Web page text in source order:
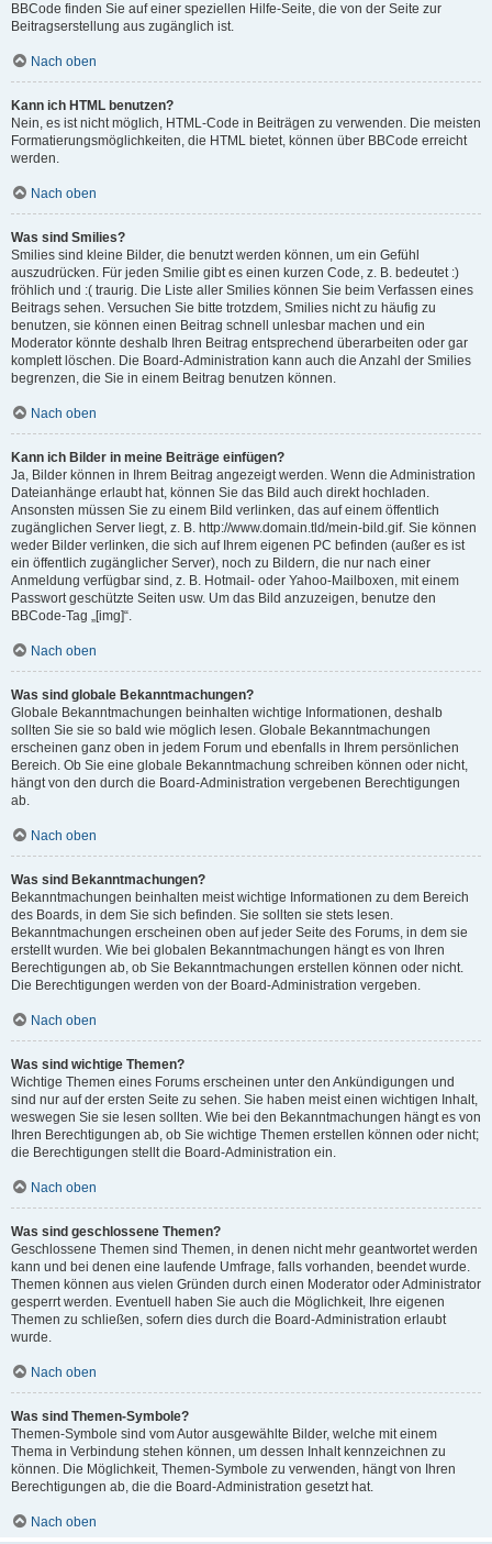
BBCode finden Sie auf einer speziellen Hilfe-Seite, die von der Seite zur
Beitragserstellung aus zugänglich ist.
Nach oben
Kann ich HTML benutzen?
Nein, es ist nicht möglich, HTML-Code in Beiträgen zu verwenden. Die meisten
Formatierungsmöglichkeiten, die HTML bietet, können über BBCode erreicht
werden.
Nach oben
Was sind Smilies?
Smilies sind kleine Bilder, die benutzt werden können, um ein Gefühl
auszudrücken. Für jeden Smilie gibt es einen kurzen Code, z. B. bedeutet :)
fröhlich und :( traurig. Die Liste aller Smilies können Sie beim Verfassen eines
Beitrags sehen. Versuchen Sie bitte trotzdem, Smilies nicht zu häufig zu
benutzen, sie können einen Beitrag schnell unlesbar machen und ein
Moderator könnte deshalb Ihren Beitrag entsprechend überarbeiten oder gar
komplett löschen. Die Board-Administration kann auch die Anzahl der Smilies
begrenzen, die Sie in einem Beitrag benutzen können.
Nach oben
Kann ich Bilder in meine Beiträge einfügen?
Ja, Bilder können in Ihrem Beitrag angezeigt werden. Wenn die Administration
Dateianhänge erlaubt hat, können Sie das Bild auch direkt hochladen.
Ansonsten müssen Sie zu einem Bild verlinken, das auf einem öffentlich
zugänglichen Server liegt, z. B. http://www.domain.tld/mein-bild.gif. Sie können
weder Bilder verlinken, die sich auf Ihrem eigenen PC befinden (außer es ist
ein öffentlich zugänglicher Server), noch zu Bildern, die nur nach einer
Anmeldung verfügbar sind, z. B. Hotmail- oder Yahoo-Mailboxen, mit einem
Passwort geschützte Seiten usw. Um das Bild anzuzeigen, benutze den
BBCode-Tag „[img]“.
Nach oben
Was sind globale Bekanntmachungen?
Globale Bekanntmachungen beinhalten wichtige Informationen, deshalb
sollten Sie sie so bald wie möglich lesen. Globale Bekanntmachungen
erscheinen ganz oben in jedem Forum und ebenfalls in Ihrem persönlichen
Bereich. Ob Sie eine globale Bekanntmachung schreiben können oder nicht,
hängt von den durch die Board-Administration vergebenen Berechtigungen
ab.
Nach oben
Was sind Bekanntmachungen?
Bekanntmachungen beinhalten meist wichtige Informationen zu dem Bereich
des Boards, in dem Sie sich befinden. Sie sollten sie stets lesen.
Bekanntmachungen erscheinen oben auf jeder Seite des Forums, in dem sie
erstellt wurden. Wie bei globalen Bekanntmachungen hängt es von Ihren
Berechtigungen ab, ob Sie Bekanntmachungen erstellen können oder nicht.
Die Berechtigungen werden von der Board-Administration vergeben.
Nach oben
Was sind wichtige Themen?
Wichtige Themen eines Forums erscheinen unter den Ankündigungen und
sind nur auf der ersten Seite zu sehen. Sie haben meist einen wichtigen Inhalt,
weswegen Sie sie lesen sollten. Wie bei den Bekanntmachungen hängt es von
Ihren Berechtigungen ab, ob Sie wichtige Themen erstellen können oder nicht;
die Berechtigungen stellt die Board-Administration ein.
Nach oben
Was sind geschlossene Themen?
Geschlossene Themen sind Themen, in denen nicht mehr geantwortet werden
kann und bei denen eine laufende Umfrage, falls vorhanden, beendet wurde.
Themen können aus vielen Gründen durch einen Moderator oder Administrator
gesperrt werden. Eventuell haben Sie auch die Möglichkeit, Ihre eigenen
Themen zu schließen, sofern dies durch die Board-Administration erlaubt
wurde.
Nach oben
Was sind Themen-Symbole?
Themen-Symbole sind vom Autor ausgewählte Bilder, welche mit einem
Thema in Verbindung stehen können, um dessen Inhalt kennzeichnen zu
können. Die Möglichkeit, Themen-Symbole zu verwenden, hängt von Ihren
Berechtigungen ab, die die Board-Administration gesetzt hat.
Nach oben